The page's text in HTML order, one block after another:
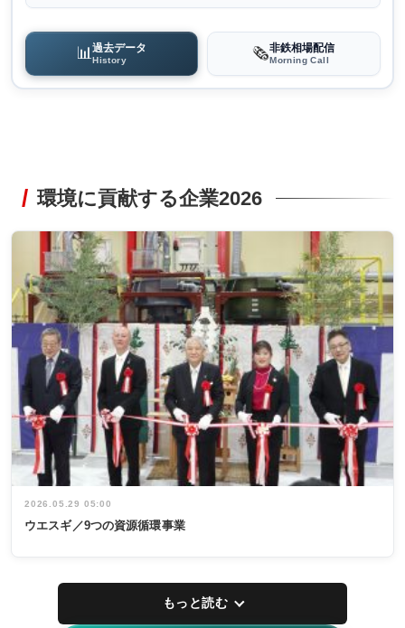
📊過去データ
History 🗞️非鉄相場配信
Morning Call
環境に貢献する企業2026
2026.05.29 05:00
ウエスギ／9つの資源循環事業
もっと読む